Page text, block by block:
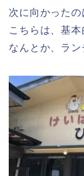
次に向かった
こちらは、基
なんとか、ラン